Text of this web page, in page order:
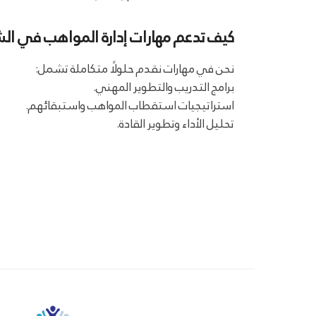
كيف تدعم مهارات إدارة المواهب في
نحن في مهارات نقدم حلولًا متكاملة تشمل:
برامج التدريب والتطوير المهني.
استراتيجيات استقطاب المواهب واستبقائهم.
تحليل الأداء وتطوير القادة.